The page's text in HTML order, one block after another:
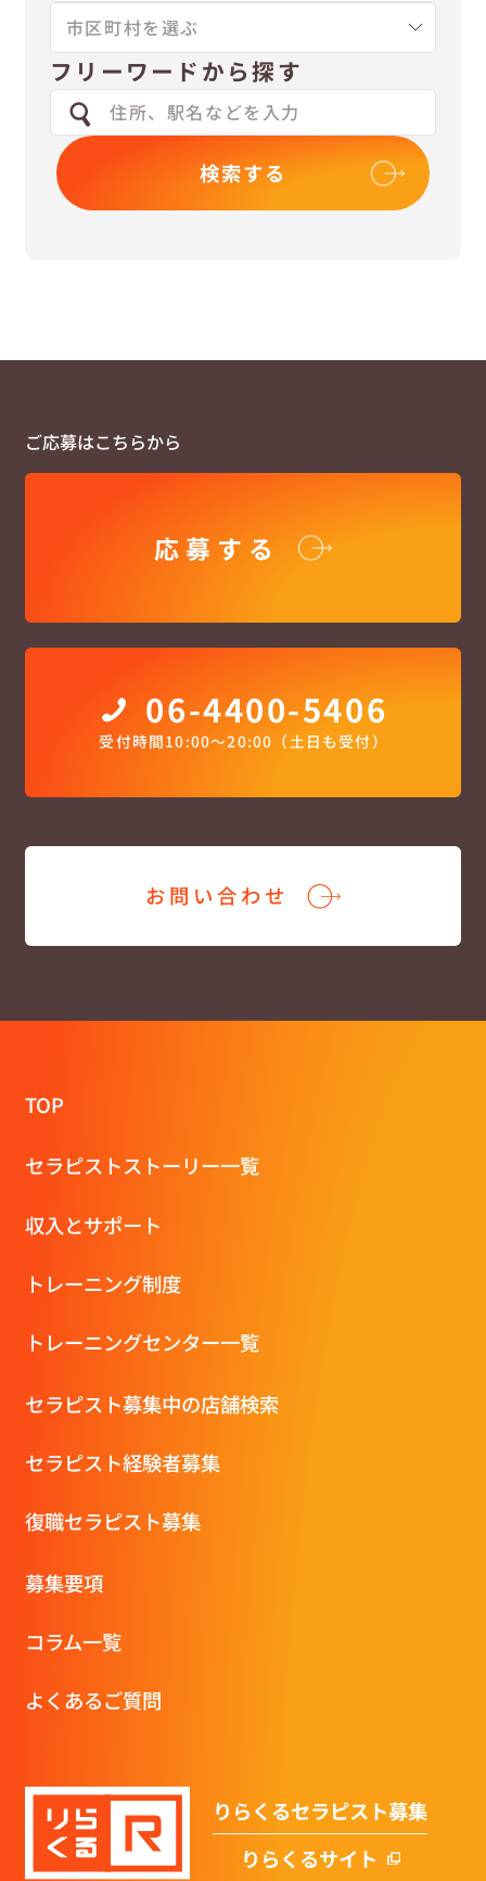
フリーワードから探す
検索する
ご応募はこちらから
応募する
06-4400-5406
受付時間10:00〜20:00（土日も受付）
お問い合わせ
TOP
セラピストストーリー一覧
収⼊とサポート
トレーニング制度
トレーニングセンター一覧
セラピスト募集中の店舗検索
セラピスト経験者募集
復職セラピスト募集
募集要項
コラム一覧
よくあるご質問
りらくるセラピスト募集
りらくるサイト